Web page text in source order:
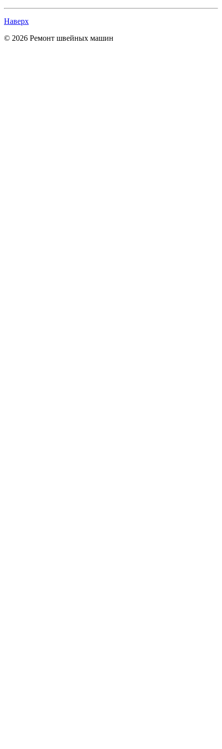
Наверх
© 2026 Ремонт швейных машин